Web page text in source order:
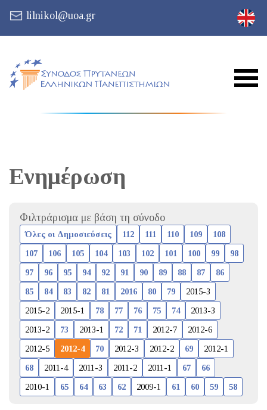
lilnikol@uoa.gr
Ενημέρωση
Φιλτράρισμα με βάση τη σύνοδο
Όλες οι Δημοσιεύσεις 112 111 110 109
108
107
106 105 104 103 102 101 100 99
98
97
96 95 94 92 91 90 89 88 87
86
85
84 83 82 81 2016 80 79
2015-3
2015-2
2015-1 78 77 76 75 74
2013-3
2013-2
73 2013-1 72 71 2012-7
2012-6
2012-5
2012-4 70 2012-3 2012-2 69
2012-1
68
2011-4 2011-3 2011-2 2011-1 67
66
2010-1
65 64 63 62 2009-1 61 60 59 58